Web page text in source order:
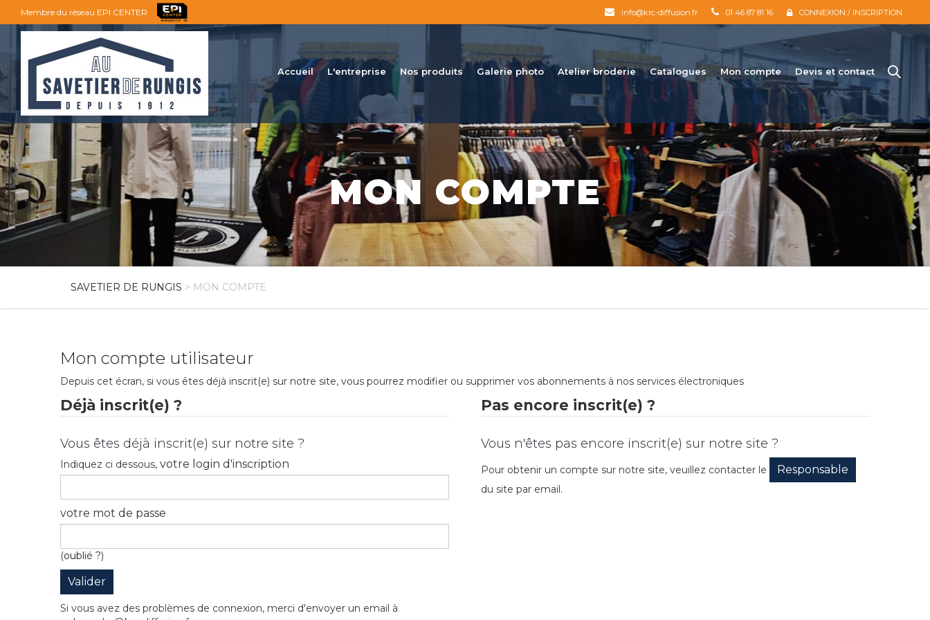
Membre du réseau EPI CENTER info@krc-diffusion.fr 01 46 87 81 16 CONNEXION / INSCRIPTION
Accueil L'entreprise Nos produits Galerie photo Atelier broderie Catalogues Mon compte Devis et contact
MON COMPTE
SAVETIER DE RUNGIS > MON COMPTE
Mon compte utilisateur
Depuis cet écran, si vous êtes déjà inscrit(e) sur notre site, vous pourrez modifier ou supprimer vos abonnements à nos services électroniques
Déjà inscrit(e) ?
Vous êtes déjà inscrit(e) sur notre site ?
Indiquez ci dessous, votre login d'inscription
votre mot de passe
(oublié ?)
Si vous avez des problèmes de connexion, merci d'envoyer un email à
Pas encore inscrit(e) ?
Vous n'êtes pas encore inscrit(e) sur notre site ?
Pour obtenir un compte sur notre site, veuillez contacter le Responsable
du site par email.